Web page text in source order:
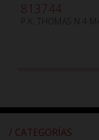
813744
P.K. THOMAS N.4
/ CATEGORÍAS